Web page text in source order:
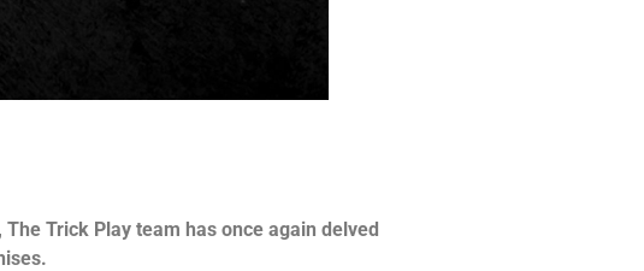
Trick Play team has once again delved